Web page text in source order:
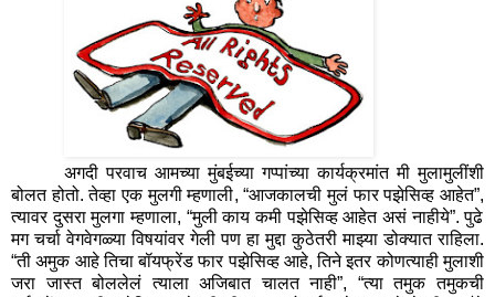
अगदी परवाच आमच्या मुंबईच्या गप्पांच्या कार्यक्रमांत मी मुलामुलींशी
बोलत होतो. तेव्हा एक मुलगी म्हणाली, “आजकालची मुलं फार पझेसिव्ह आहेत”,
त्यावर दुसरा मुलगा म्हणाला, “मुली काय कमी पझेसिव्ह आहेत असं नाहीये”. पुढे
मग चर्चा वेगवेगळ्या विषयांवर गेली पण हा मुद्दा कुठेतरी माझ्या डोक्यात राहिला.
“ती अमुक आहे तिचा बॉयफ्रेंड फार पझेसिव्ह आहे, तिने इतर कोणत्याही मुलाशी
जरा जास्त बोललेलं त्याला अजिबात चालत नाही”, “त्या तमुक तमुकची